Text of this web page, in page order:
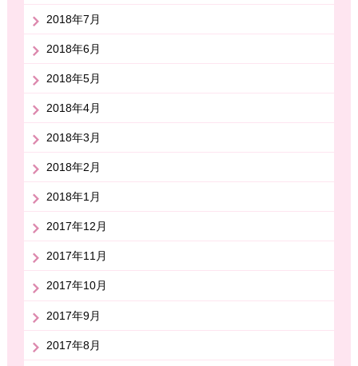
2018年7月
2018年6月
2018年5月
2018年4月
2018年3月
2018年2月
2018年1月
2017年12月
2017年11月
2017年10月
2017年9月
2017年8月